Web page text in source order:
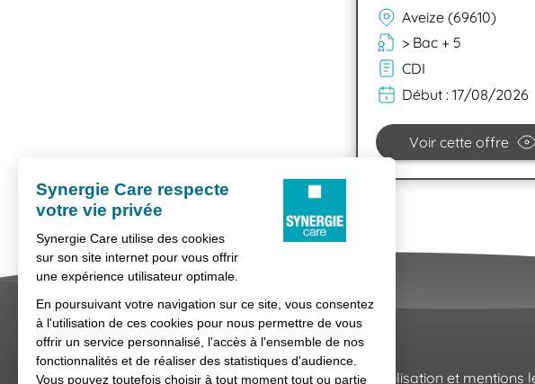
Aveize (69610)
> Bac + 5
CDI
Début : 17/08/2026
Voir cette offre
Nous contacter Conditions générales d'utilisation et mentions